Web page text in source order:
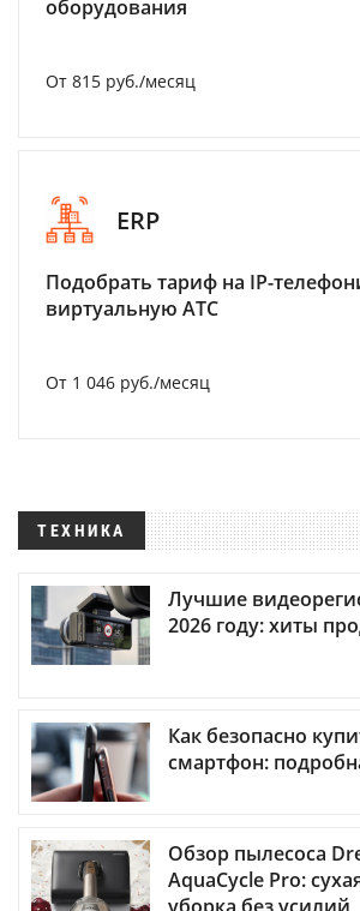
оборудования
От 815 руб./месяц
ERP
Подобрать тариф на IP-
виртуальную АТС
От 1 046 руб./месяц
ТЕХНИКА
Лучшие
2026 году: хиты
Как безопасно
смартфон:
Обзор пылесоса
AquaCycle Pro:
уборка без усилий